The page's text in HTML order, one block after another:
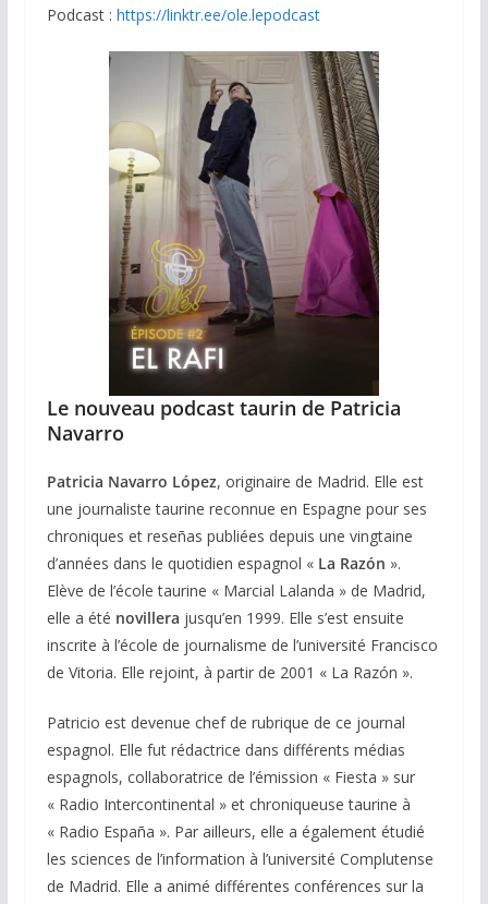
Podcast : https://linktr.ee/ole.lepodcast
Le nouveau podcast taurin de Patricia
Navarro
Patricia Navarro López, originaire de Madrid. Elle est
une journaliste taurine reconnue en Espagne pour ses
chroniques et reseñas publiées depuis une vingtaine
d’années dans le quotidien espagnol « La Razón ».
Elève de l’école taurine « Marcial Lalanda » de Madrid,
elle a été novillera jusqu’en 1999. Elle s’est ensuite
inscrite à l’école de journalisme de l’université Francisco
de Vitoria. Elle rejoint, à partir de 2001 « La Razón ».
Patricio est devenue chef de rubrique de ce journal
espagnol. Elle fut rédactrice dans différents médias
espagnols, collaboratrice de l’émission « Fiesta » sur
« Radio Intercontinental » et chroniqueuse taurine à
« Radio España ». Par ailleurs, elle a également étudié
les sciences de l’information à l’université Complutense
de Madrid. Elle a animé différentes conférences sur la